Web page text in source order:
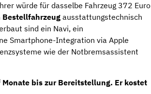
würde für dasselbe Fahrzeug 372 Euro
Bestellfahrzeug ausstattungstechnisch
sind ein Navi, ein
Smartphone-Integration via Apple
wie der Notbremsassistent
bis zur Bereitstellung. Er kostet